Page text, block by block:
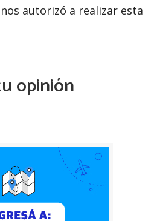
autorizó a realizar esta
opinión